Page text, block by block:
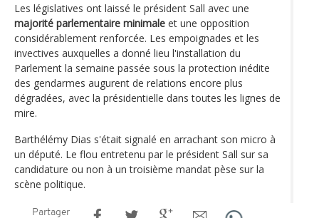
Les législatives ont laissé le président Sall avec une
majorité parlementaire minimale et une opposition
considérablement renforcée. Les empoignades et les
invectives auxquelles a donné lieu l'installation du
Parlement la semaine passée sous la protection inédite
des gendarmes augurent de relations encore plus
dégradées, avec la présidentielle dans toutes les lignes de
mire.
Barthélémy Dias s'était signalé en arrachant son micro à
un député. Le flou entretenu par le président Sall sur sa
candidature ou non à un troisième mandat pèse sur la
scène politique.
Partager